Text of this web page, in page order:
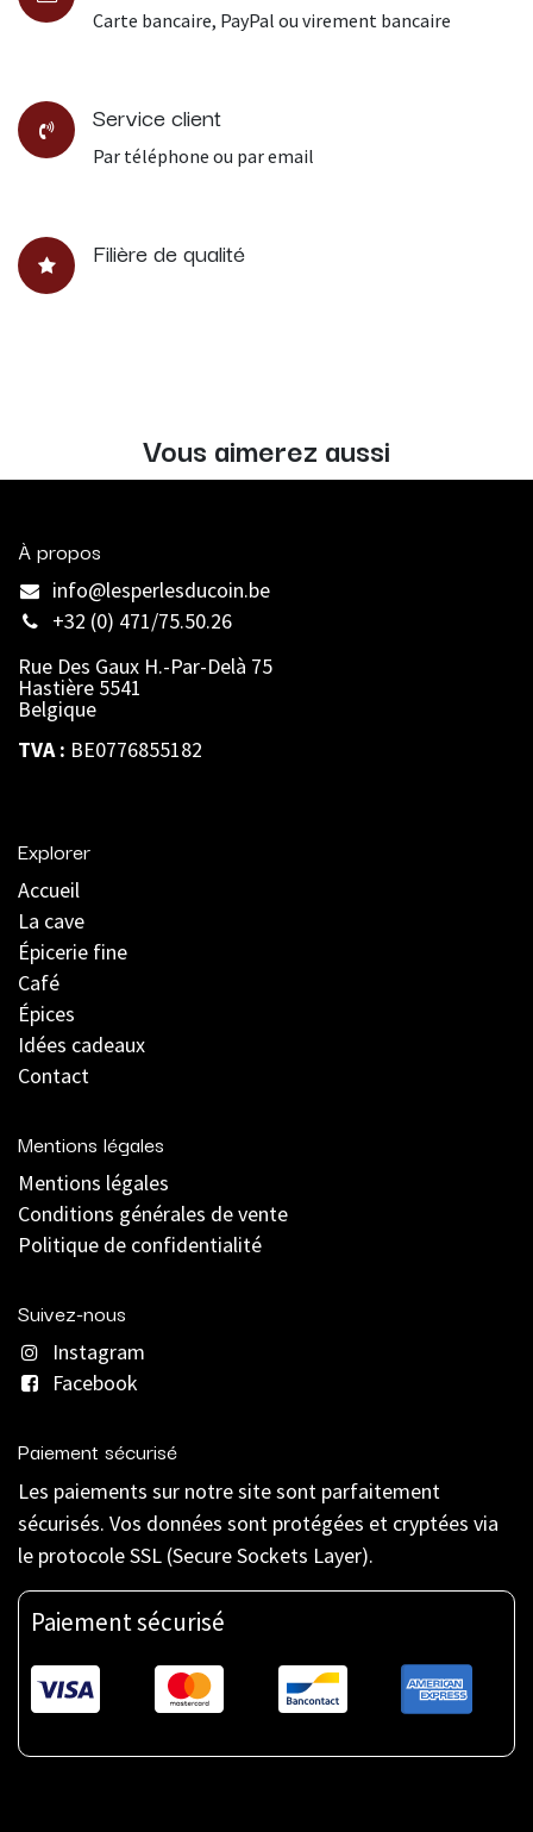
Carte bancaire, PayPal ou virement bancaire
Service client
Par téléphone ou par email
Filière de qualité
Vous aimerez aussi
À propos
info@lesperlesducoin.be​
+32 (0) 471/75.50.26
Rue Des Gaux H.-Par-Delà 75
Hastière 5541
Belgique
TVA : BE0776855182
Explorer
Accueil
La cave
Épicerie fine
Café
Épices
Idées cadeaux
Contact
Mentions légales
Mentions légales
Conditions générales de vente
Politique de confidentialité
Suivez-nous
Instagram
Facebook
Paiement sécurisé
Les paiements sur notre site sont parfaitement
sécurisés. Vos données sont protégées et cryptées via
le protocole SSL (Secure Sockets Layer).
Paiement sécurisé